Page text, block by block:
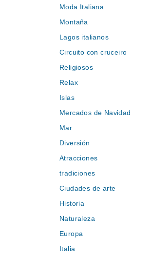
Moda Italiana
Montaña
Lagos italianos
Circuito con cruceiro
Religiosos
Relax
Islas
Mercados de Navidad
Mar
Diversión
Atracciones
tradiciones
Ciudades de arte
Historia
Naturaleza
Europa
Italia